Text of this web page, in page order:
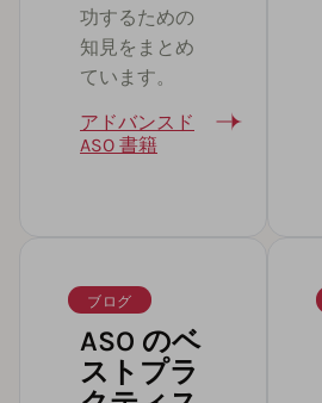
功するための
知見をまとめ
ています。
アドバンスド
ASO 書籍
ブログ
ASO のベ
ストプラ